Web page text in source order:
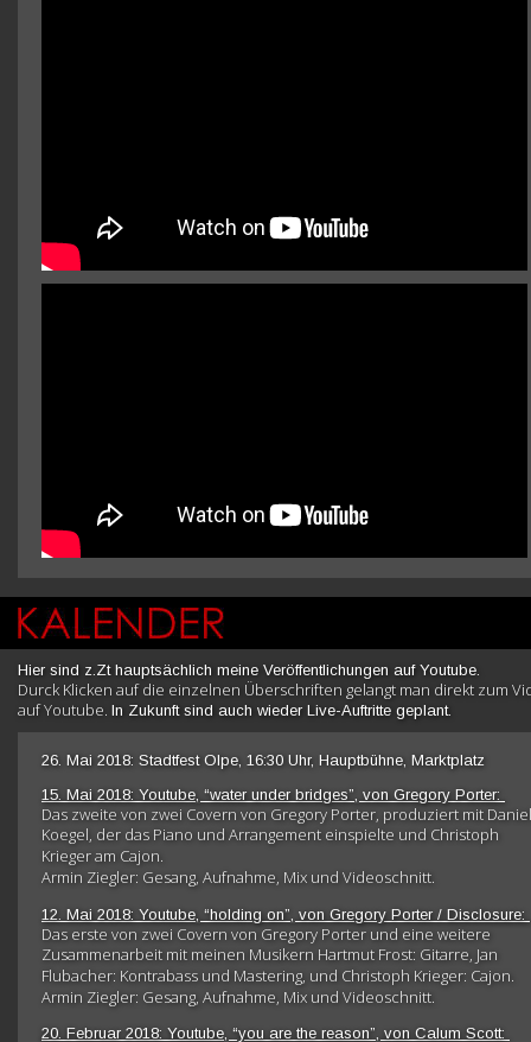
20. Februar 2018: Youtube, “you are the reason”, von Calum Scott:
Hier sind z.Zt hauptsächlich meine Veröffentlichungen auf Youtube.
Durck Klicken auf die einzelnen Überschriften gelangt man direkt zum
auf Youtube. In Zukunft sind auch wieder Live-Auftritte geplant.
12. Mai 2018: Youtube, “holding on”, von Gregory Porter / Disclosure:
Das erste von zwei Covern von Gregory Porter und eine weitere
Zusammenarbeit mit meinen Musikern Hartmut Frost: Gitarre, Jan
Flubacher: Kontrabass und Mastering, und Christoph Krieger: Cajon.
Armin Ziegler: Gesang, Aufnahme, Mix und Videoschnitt.
15. Mai 2018: Youtube, “water under bridges”, von Gregory Porter:
Das zweite von zwei Covern von Gregory Porter, produziert mit
Koegel, der das Piano und Arrangement einspielte und Christoph
Krieger am Cajon.
Armin Ziegler: Gesang, Aufnahme, Mix und Videoschnitt.
26. Mai 2018: Stadtfest Olpe, 16:30 Uhr, Hauptbühne, Marktplatz